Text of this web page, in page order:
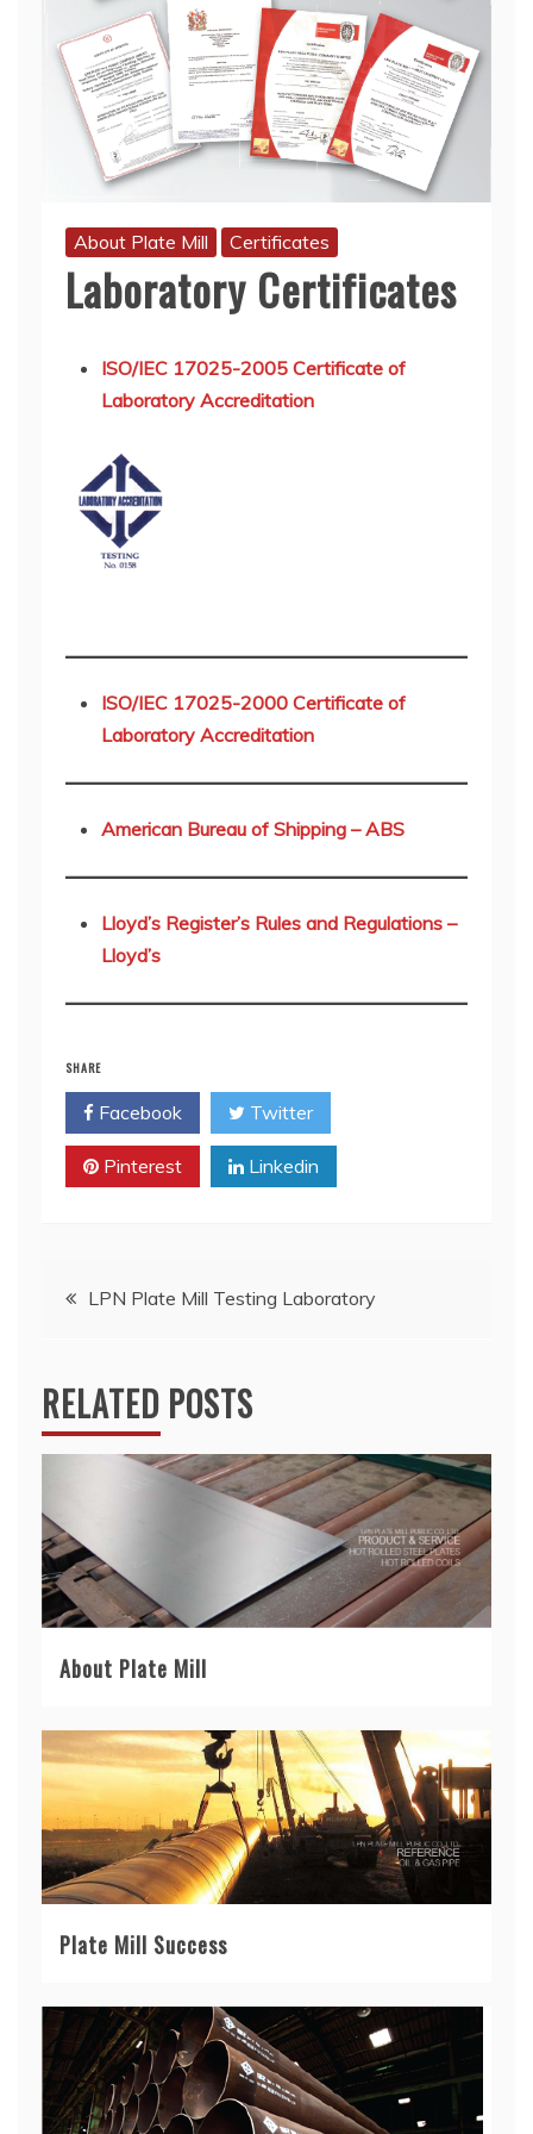
About Plate Mill Certificates
Laboratory Certificates
ISO/IEC 17025-2005 Certificate of
Laboratory Accreditation
ISO/IEC 17025-2000 Certificate of
Laboratory Accreditation
American Bureau of Shipping – ABS
Lloyd’s Register’s Rules and Regulations –
Lloyd’s
SHARE
Facebook Twitter
Pinterest Linkedin
PostLPN Plate Mill Testing Laboratory
RELATED POSTS
About Plate Mill
Plate Mill Success